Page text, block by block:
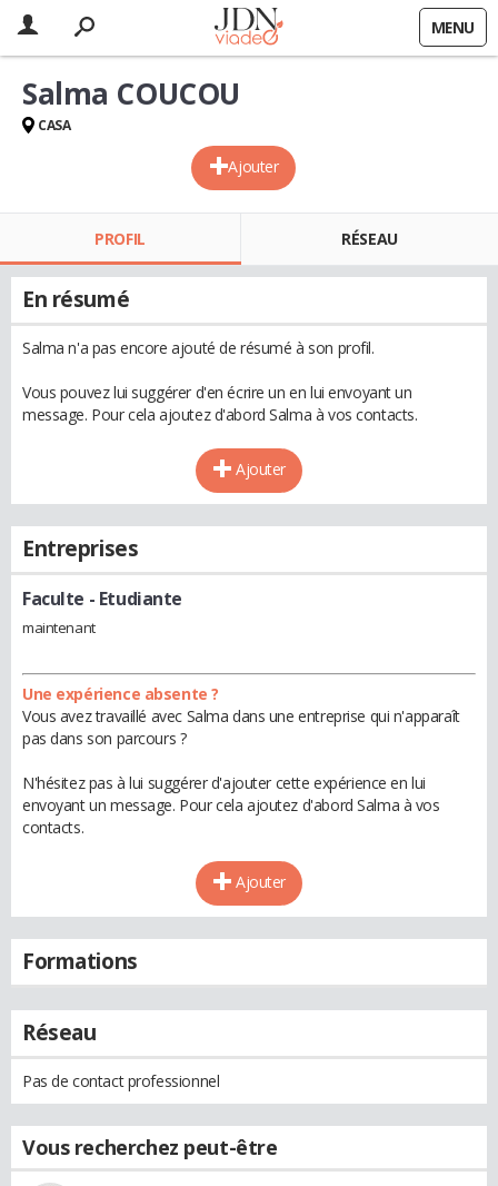
MENU
Ajouter
Salma COUCOU
CASA
PROFIL RÉSEAU
En résumé
Salma n'a pas encore ajouté de résumé à son profil.
Vous pouvez lui suggérer d'en écrire un en lui envoyant un
message. Pour cela ajoutez d'abord Salma à vos contacts.
Ajouter
Entreprises
Faculte - Etudiante
maintenant
Une expérience absente ?
Vous avez travaillé avec Salma dans une entreprise qui n'apparaît
pas dans son parcours ?
N'hésitez pas à lui suggérer d'ajouter cette expérience en lui
envoyant un message. Pour cela ajoutez d'abord Salma à vos
contacts.
Ajouter
Formations
Réseau
Pas de contact professionnel
Vous recherchez peut-être